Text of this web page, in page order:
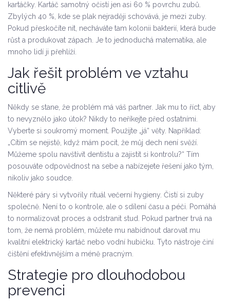
kartáčky. Kartáč samotný očistí jen asi 60 % povrchu zubů.
Zbylých 40 %, kde se plak nejraději schovává, je mezi zuby.
Pokud přeskočíte nit, necháváte tam kolonii bakterií, která bude
růst a produkovat zápach. Je to jednoduchá matematika, ale
mnoho lidí ji přehlíží.
Jak řešit problém ve vztahu
citlivě
Někdy se stane, že problém má váš partner. Jak mu to říct, aby
to nevyznělo jako útok? Nikdy to neříkejte před ostatními.
Vyberte si soukromý moment. Použijte „já“ věty. Například:
„Cítím se nejistě, když mám pocit, že můj dech není svěží.
Můžeme spolu navštívit dentistu a zajistit si kontrolu?“ Tím
posouváte odpovědnost na sebe a nabízejete řešení jako tým,
nikoliv jako soudce.
Některé páry si vytvořily rituál večerní hygieny. Čistí si zuby
společně. Není to o kontrole, ale o sdílení času a péči. Pomáhá
to normalizovat proces a odstranit stud. Pokud partner trvá na
tom, že nemá problém, můžete mu nabídnout darovat mu
kvalitní elektrický kartáč nebo vodní hubičku. Tyto nástroje činí
čištění efektivnějším a méně pracným.
Strategie pro dlouhodobou
prevenci